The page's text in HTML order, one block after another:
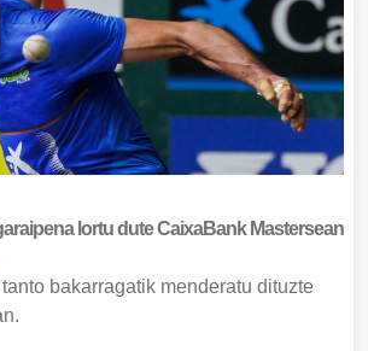
lortu dute CaixaBank Mastersean
bakarragatik menderatu dituzte